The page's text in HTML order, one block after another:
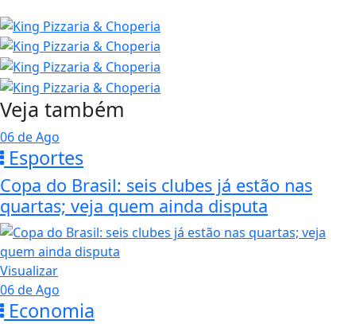
Veja também
06 de Ago
Esportes
Copa do Brasil: seis clubes já estão nas
quartas; veja quem ainda disputa
Visualizar
06 de Ago
Economia